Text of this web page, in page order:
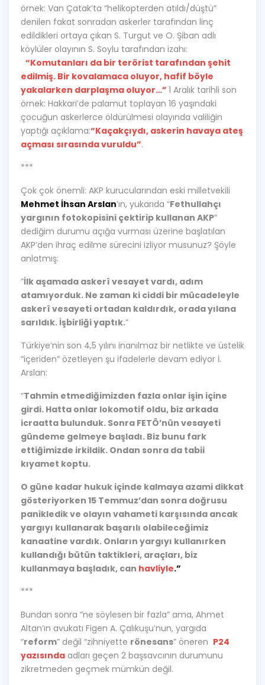
örnek: Van Çatak’ta “helikopterden atıldı/düştü”
denilen fakat sonradan askerler tarafından linç
edildikleri ortaya çıkan S. Turgut ve O. Şiban adlı
köylüler olayının S. Soylu tarafından izahı:
“Komutanları da bir terörist tarafından şehit
edilmiş. Bir kovalamaca oluyor, hafif böyle
yakalarken darplaşma oluyor…” 1 Aralık tarihli son
örnek: Hakkari’de palamut toplayan 16 yaşındaki
çocuğun askerlerce öldürülmesi olayında valiliğin
yaptığı açıklama:“Kaçakçıydı, askerin havaya ateş
açması sırasında vuruldu”.
***
Çok çok önemli: AKP kurucularından eski milletvekili
Mehmet İhsan Arslan’ın, yukarıda “Fethullahçı
yargının fotokopisini çektirip kullanan AKP”
dediğim durumu açığa vurması üzerine başlatılan
AKP’den ihraç edilme sürecini izliyor musunuz? Şöyle
anlatmış:
”İlk aşamada askerî vesayet vardı, adım
atamıyorduk. Ne zaman ki ciddi bir mücadeleyle
askerî vesayeti ortadan kaldırdık, orada yılana
sarıldık. İşbirliği yaptık.”
Türkiye’nin son 4,5 yılını inanılmaz bir netlikte ve üstelik
“içeriden” özetleyen şu ifadelerle devam ediyor İ.
Arslan:
“Tahmin etmediğimizden fazla onlar işin içine
girdi. Hatta onlar lokomotif oldu, biz arkada
icraatta bulunduk. Sonra FETÖ’nün vesayeti
gündeme gelmeye başladı. Biz bunu fark
ettiğimizde irkildik. Ondan sonra da tabii
kıyamet koptu.
O güne kadar hukuk içinde kalmaya azami dikkat
gösteriyorken 15 Temmuz’dan sonra doğrusu
panikledik ve olayın vahameti karşısında ancak
yargıyı kullanarak başarılı olabileceğimiz
kanaatine vardık. Onların yargıyı kullanırken
kullandığı bütün taktikleri, araçları, biz
kullanmaya başladık, can havliyle.”
***
Bundan sonra “ne söylesen bir fazla” ama, Ahmet
Altan’ın avukatı Figen A. Çalıkuşu’nun, yargıda
“reform” değil “zihniyette rönesans” öneren ­ P24
yazısında adları geçen 2 başsavcının durumunu
zikretmeden geçmek mümkün değil.